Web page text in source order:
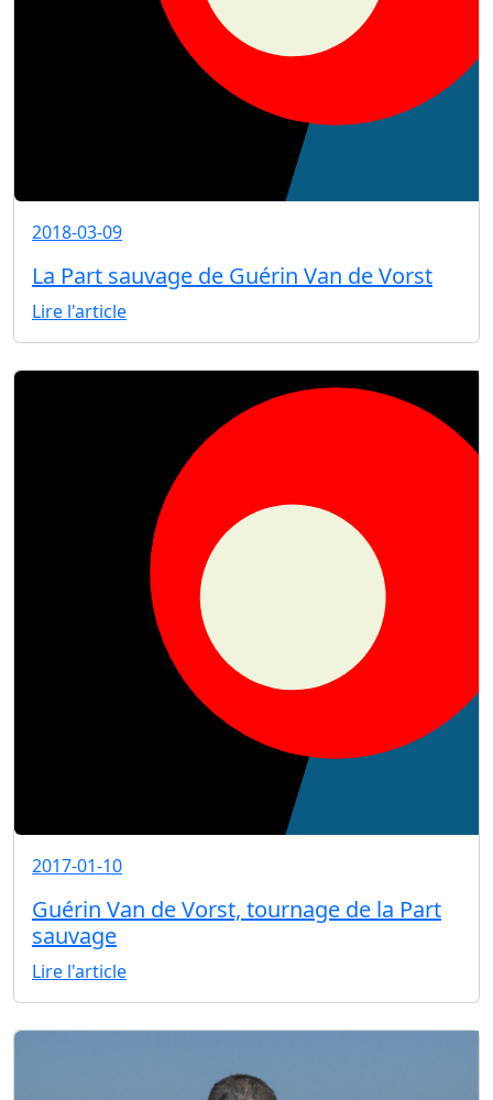
2018-03-09
La Part sauvage de Guérin Van de Vorst
Lire l'article
2017-01-10
Guérin Van de Vorst, tournage de la Part
sauvage
Lire l'article